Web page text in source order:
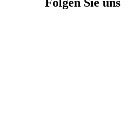
Folgen Sie uns